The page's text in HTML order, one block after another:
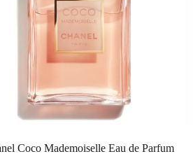
Coco Mademoiselle Eau de Parfum